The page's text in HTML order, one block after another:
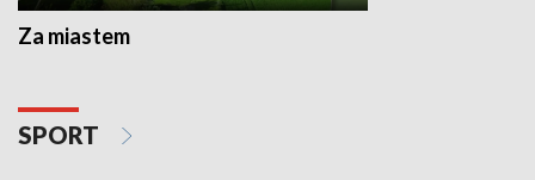
Za miastem
SPORT